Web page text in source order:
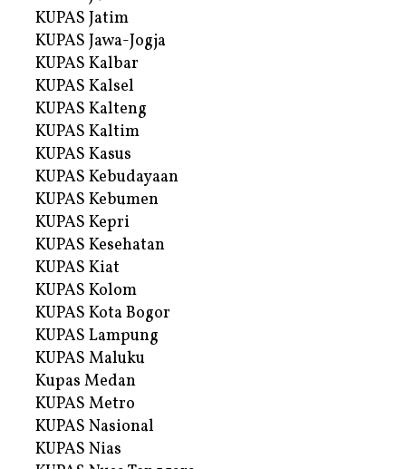
KUPAS Jatim
KUPAS Jawa-Jogja
KUPAS Kalbar
KUPAS Kalsel
KUPAS Kalteng
KUPAS Kaltim
KUPAS Kasus
KUPAS Kebudayaan
KUPAS Kebumen
KUPAS Kepri
KUPAS Kesehatan
KUPAS Kiat
KUPAS Kolom
KUPAS Kota Bogor
KUPAS Lampung
KUPAS Maluku
Kupas Medan
KUPAS Metro
KUPAS Nasional
KUPAS Nias